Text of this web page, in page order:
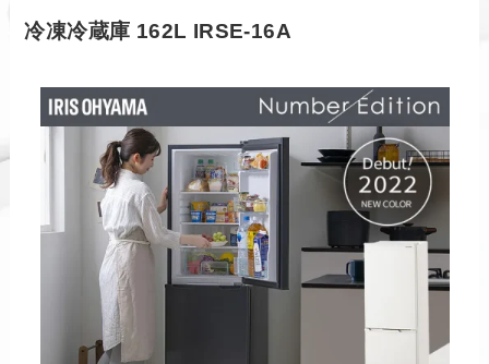
冷凍冷蔵庫 162L IRSE-16A